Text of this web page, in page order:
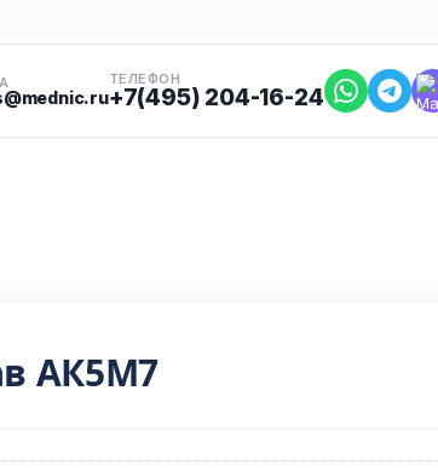
ТЕЛЕФОН
+7(495) 204-16-24
АК5М7